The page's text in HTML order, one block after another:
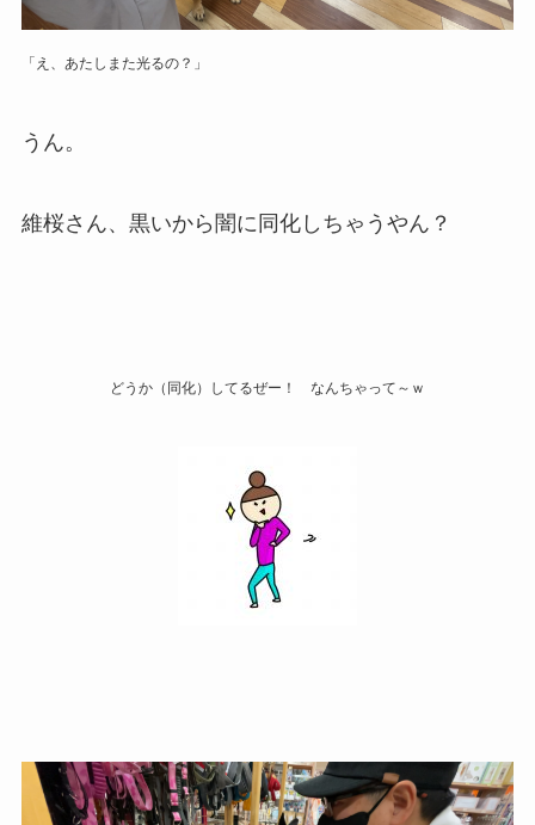
「え、あたしまた光るの？」
うん。
維桜さん、黒いから闇に同化しちゃうやん？
どうか（同化）してるぜー！ なんちゃって～ｗ